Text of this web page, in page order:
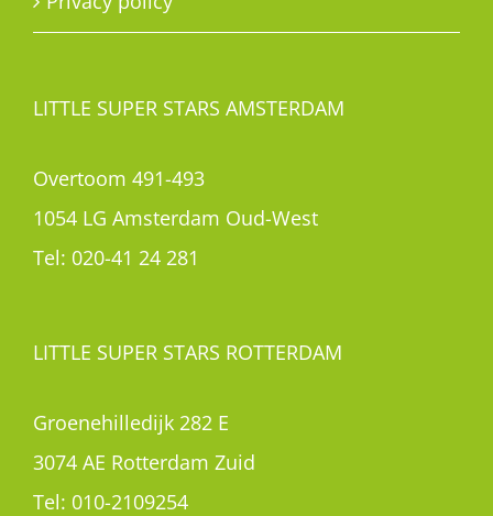
LITTLE SUPER STARS AMSTERDAM
Overtoom 491-493
1054 LG Amsterdam Oud-West
Tel: 020-41 24 281
LITTLE SUPER STARS ROTTERDAM
Groenehilledijk 282 E
3074 AE Rotterdam Zuid
Tel: 010-2109254